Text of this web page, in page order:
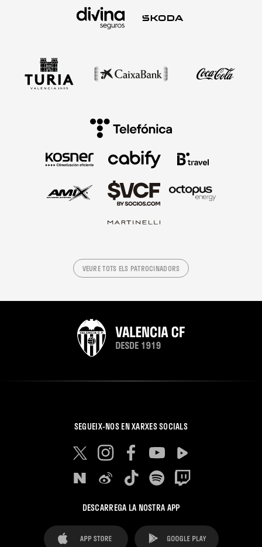
VEURE TOTS ELS PATROCINADORS
SEGUEIX-NOS EN XARXES SOCIALS
DESCARREGA LA NOSTRA APP